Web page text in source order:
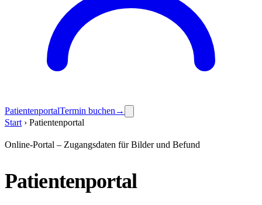
PatientenportalTermin buchen →
Start › Patientenportal
Online-Portal – Zugangsdaten für Bilder und Befund
Patientenportal